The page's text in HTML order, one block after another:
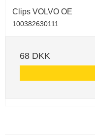
Clips VOLVO OE
100382630111
68 DKK